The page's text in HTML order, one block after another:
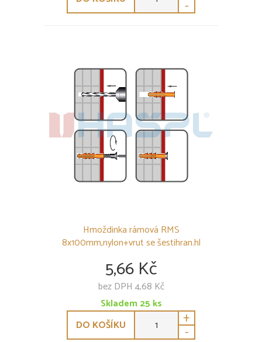
-
Hmoždinka rámová RMS
8x100mm,nylon+vrut se šestihran.hl
5,66 Kč
bez DPH 4,68 Kč
Skladem25 ks
DO KOŠÍKU
+
-